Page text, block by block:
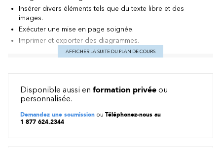
Insérer divers éléments tels que du texte libre et des
images.
Exécuter une mise en page soignée.
Imprimer et exporter des diagrammes.
Méthode pédagogique
Selon la clientèle : organigrammes, diagrammes de flux, plan
d’affaires, processus
Contenu
AFFICHER LA SUITE DU PLAN DE COURS
Disponible aussi en formation privée ou
personnalisée.
Demandez une soumission ou Téléphonez-nous au
1 877 624.2344